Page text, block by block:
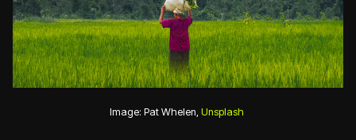
Image: Pat Whelen, Unsplash